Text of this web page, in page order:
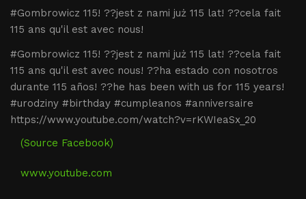
#Gombrowicz 115! ??jest z nami już 115 lat! ??cela fait
115 ans qu'il est avec nous!
#Gombrowicz 115! ??jest z nami już 115 lat! ??cela fait
115 ans qu'il est avec nous! ??ha estado con nosotros
durante 115 años! ??he has been with us for 115 years!
#urodziny #birthday #cumpleanos #anniversaire
https://www.youtube.com/watch?v=rKWIeaSx_20
(Source Facebook)
www.youtube.com